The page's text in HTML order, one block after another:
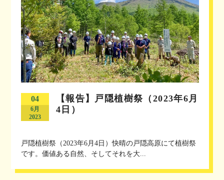
04
6月
2023
【報告】戸隠植樹祭（2023年6月
4日）
戸隠植樹祭（2023年6月4日）快晴の戸隠高原にて植樹祭
です。価値ある自然、そしてそれを大...